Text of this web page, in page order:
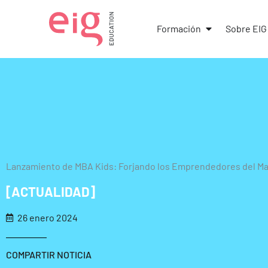
Formación Abrir Formación
Sobre EIG
Lanzamiento de MBA Kids: Forjando los Emprendedores del
[ACTUALIDAD]
26 enero 2024
COMPARTIR NOTICIA